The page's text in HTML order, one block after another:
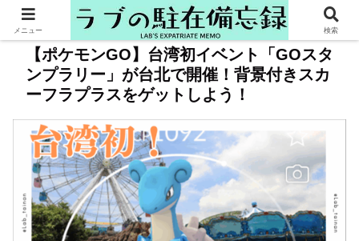
【ポケモンGO】台湾初イベント「GOスタ
ンプラリー」が台北で開催！背景付きスカ
ーフラプラスをゲットしよう！
メニュー 検索